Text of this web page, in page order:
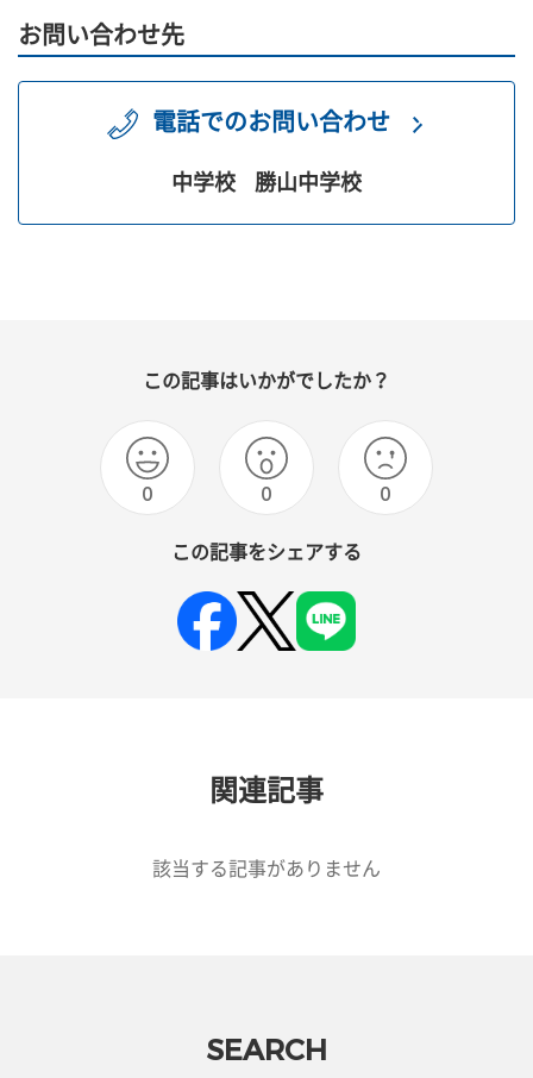
お問い合わせ先
電話でのお問い合わせ
中学校 勝山中学校
この記事はいかがでしたか？
0 0 0
この記事をシェアする
関連記事
該当する記事がありません
SEARCH